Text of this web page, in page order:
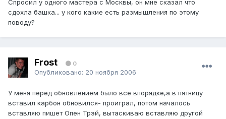
Спросил у одного мастера с Москвы, он мне сказал что
сдохла башка... у кого какие есть размышления по этому
поводу?
Frost 0
Опубликовано: 20 ноября 2006
У меня перед обновлением было все впорядке,а в пятницу
вставил карбон обновился- проиграл, потом началось
вставляю пишет Опен Трэй, вытаскиваю вставляю другой